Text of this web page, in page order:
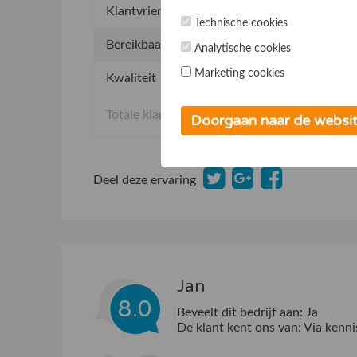
Klantvriendelijkheid
Bereikbaarheid
Kwaliteit
Totale klantervaring
Deel deze ervaring
8.0
Jan
Beveelt dit bedrijf aan: Ja
De klant kent ons van: Via
Technische cookies
Analytische cookies
Marketing cookies
Doorgaan naar de